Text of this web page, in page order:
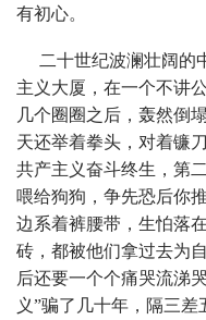
有初心。
二十世纪波澜壮阔的
主义大厦，在一个不讲
几个圈圈之后，轰然倒
天还举着拳头，对着镰
共产主义奋斗终生，第
喂给狗狗，争先恐后你
边系着裤腰带，生怕落
砖，都被他们拿过去为
后还要一个个痛哭流涕
义”骗了几十年，隔三